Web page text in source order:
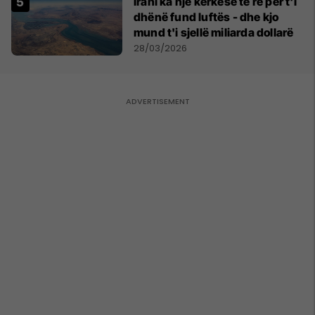
dhënë fund luftës - dhe kjo
mund t'i sjellë miliarda dollarë
28/03/2026